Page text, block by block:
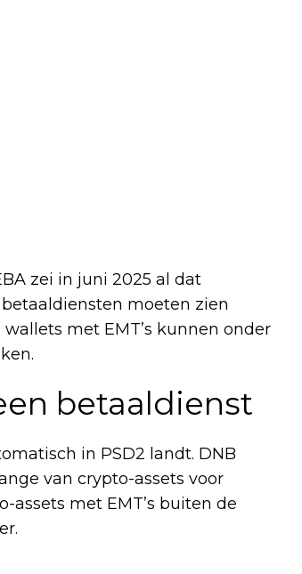
zei in juni 2025 al dat
moeten zien
met EMT’s kunnen onder
betaaldienst
in PSD2 landt. DNB
van crypto-assets voor
met EMT’s buiten de